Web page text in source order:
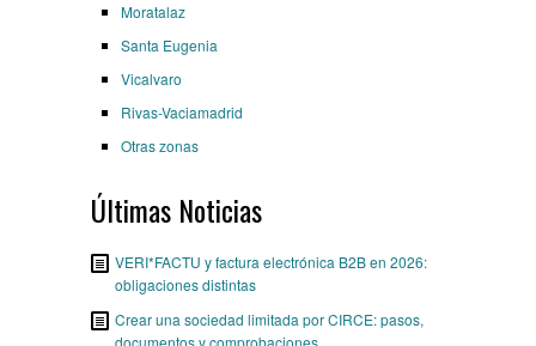
Moratalaz
Santa Eugenia
Vicalvaro
Rivas-Vaciamadrid
Otras zonas
Últimas Noticias
VERI*FACTU y factura electrónica B2B en 2026:
obligaciones distintas
Crear una sociedad limitada por CIRCE: pasos,